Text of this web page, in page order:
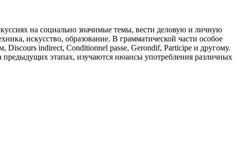
на социально значимые темы, вести деловую и личную
искусство, образование. В грамматической части особое
indirect, Conditionnel passe, Gerondif, Participe и другому.
предыдущих этапах, изучаются нюансы употребления различных